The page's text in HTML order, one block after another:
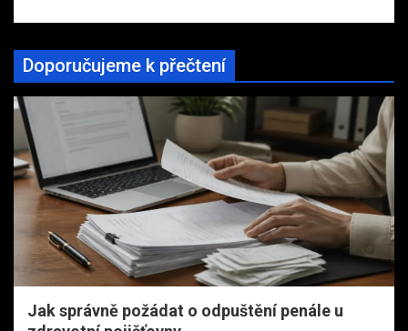
Doporučujeme k přečtení
Jak správně požádat o odpuštění penále u